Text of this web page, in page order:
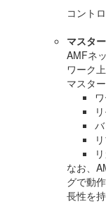
コント
マスター
AMFネ
ワーク
マスタ
なお、
グで動
長性を